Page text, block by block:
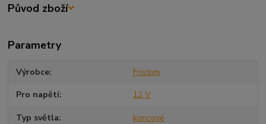
Původ zboží
Parametry
Výrobce Fristom
Pro napětí 12 V
Typ světla koncové